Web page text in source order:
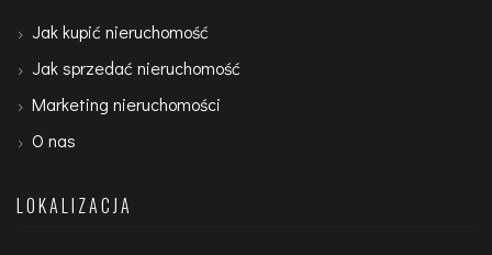
Jak kupić nieruchomość
Jak sprzedać nieruchomość
Marketing nieruchomości
O nas
LOKALIZACJA